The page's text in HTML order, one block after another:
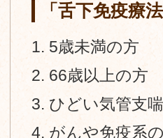
「舌下免疫療
5歳未満の方
66歳以上の方
ひどい気管支
がんや免疫系